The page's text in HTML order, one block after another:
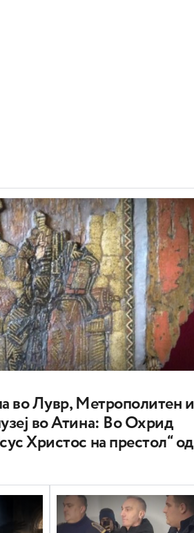
во Лувр, Метрополитен и
во Атина: Во Охрид
Христос на престол“ од